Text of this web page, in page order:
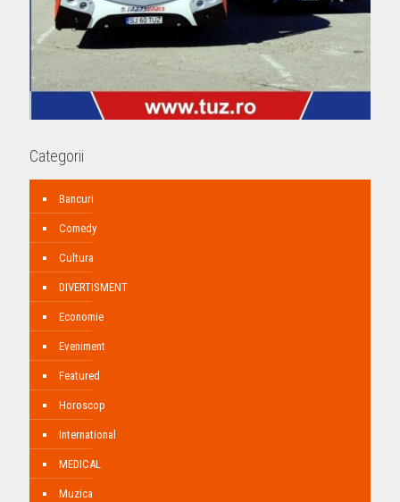
Categorii
Bancuri
Comedy
Cultura
DIVERTISMENT
Economie
Eveniment
Featured
Horoscop
International
MEDICAL
Muzica